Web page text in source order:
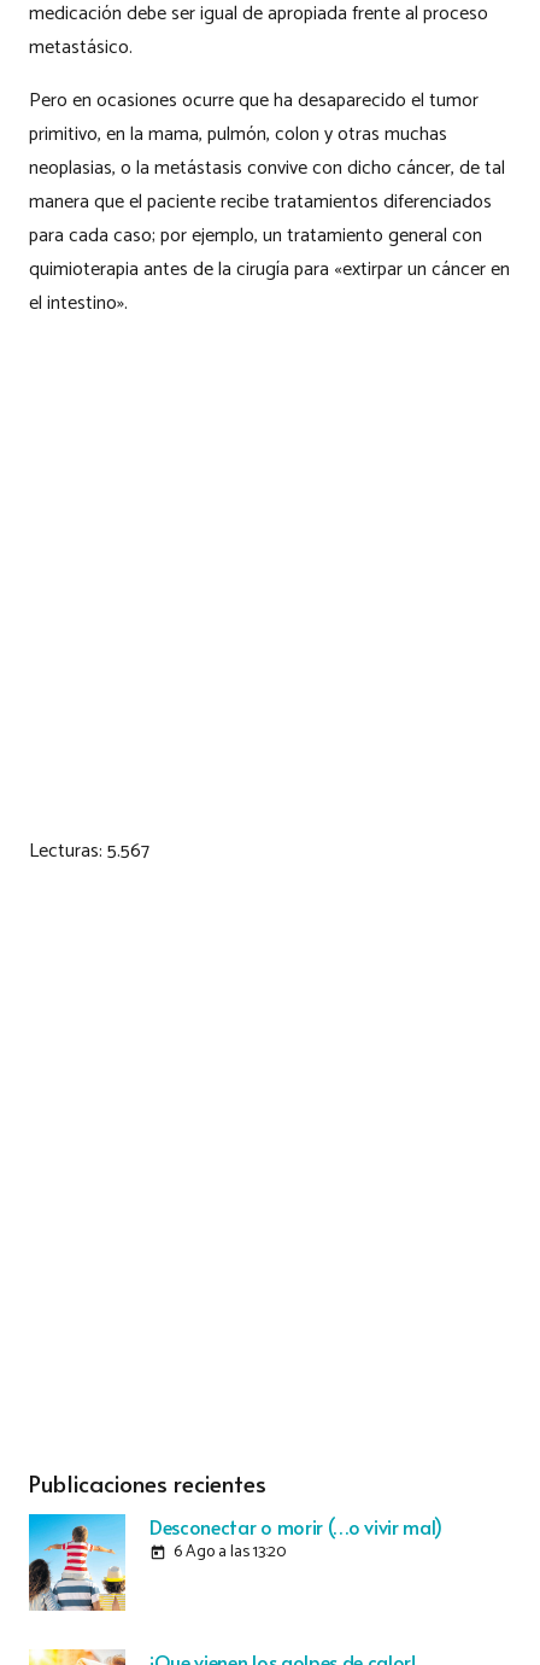
medicación debe ser igual de apropiada frente al proceso
metastásico.
Pero en ocasiones ocurre que ha desaparecido el tumor
primitivo, en la mama, pulmón, colon y otras muchas
neoplasias, o la metástasis convive con dicho cáncer, de tal
manera que el paciente recibe tratamientos diferenciados
para cada caso; por ejemplo, un tratamiento general con
quimioterapia antes de la cirugía para «extirpar un cáncer en
el intestino».
Lecturas:5.567
Publicaciones recientes
Desconectar o morir (…o vivir mal)
today 6 Ago a las 13:20